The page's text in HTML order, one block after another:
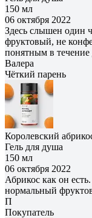
150 мл
06 октября 2022
Здесь слышен один
фруктовый, не
понятным в течение
Валера
Чёткий парень
Королевский
Гель для душа
150 мл
06 октября 2022
Абрикос как он
нормальный
П
Покупатель